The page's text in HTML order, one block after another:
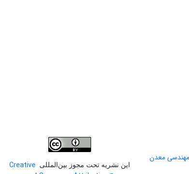
این نشریه تحت مجوز بین‌المللی
Creative